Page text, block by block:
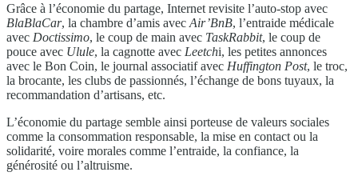
Grâce à l’économie du partage, Internet revisite l’auto-stop avec
BlaBlaCar, la chambre d’amis avec Air’BnB, l’entraide médicale
avec Doctissimo, le coup de main avec TaskRabbit, le coup de
pouce avec Ulule, la cagnotte avec Leetchi, les petites annonces
avec le Bon Coin, le journal associatif avec Huffington Post, le troc,
la brocante, les clubs de passionnés, l’échange de bons tuyaux, la
recommandation d’artisans, etc.
L’économie du partage semble ainsi porteuse de valeurs sociales
comme la consommation responsable, la mise en contact ou la
solidarité, voire morales comme l’entraide, la confiance, la
générosité ou l’altruisme.